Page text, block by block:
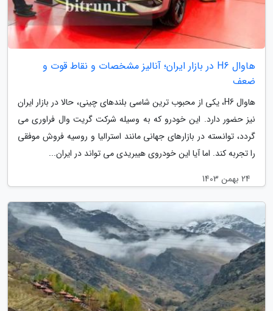
هاوال H6 در بازار ایران؛ آنالیز مشخصات و نقاط قوت و
ضعف
هاوال H6، یکی از محبوب ترین شاسی بلندهای چینی، حالا در بازار ایران
نیز حضور دارد. این خودرو که به وسیله شرکت گریت وال فراوری می
گردد، توانسته در بازارهای جهانی مانند استرالیا و روسیه فروش موفقی
را تجربه کند. اما آیا این خودروی هیبریدی می تواند در ایران...
24 بهمن 1403